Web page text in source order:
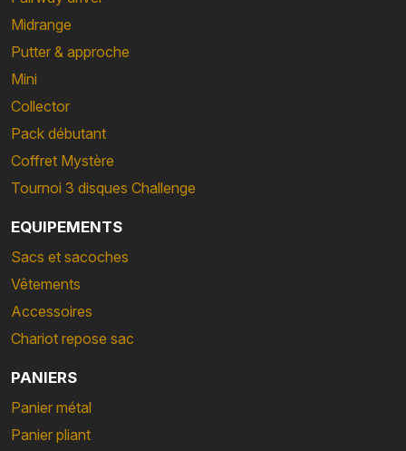
Midrange
Putter & approche
Mini
Collector
Pack débutant
Coffret Mystère
Tournoi 3 disques Challenge
EQUIPEMENTS
Sacs et sacoches
Vêtements
Accessoires
Chariot repose sac
PANIERS
Panier métal
Panier pliant